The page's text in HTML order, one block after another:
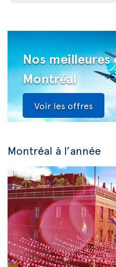
Nos
Montréal
Voir les offres
Montréal à l’année